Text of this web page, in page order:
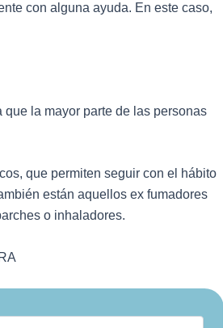
con alguna ayuda. En este caso,
la mayor parte de las personas
que permiten seguir con el hábito
están aquellos ex fumadores
o inhaladores.